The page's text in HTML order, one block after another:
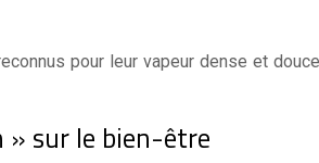
pour leur vapeur dense et
» sur le bien-être